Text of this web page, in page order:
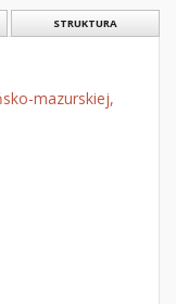
STRUKTURA
mazurskiej,